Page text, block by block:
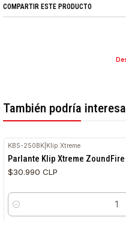
COMPARTIR ESTE PRODUCTO
También podría
KBS-250BK Klip Xtreme
Parlante Klip Xtreme ZoundFire
$30.990 CLP
Cantidad